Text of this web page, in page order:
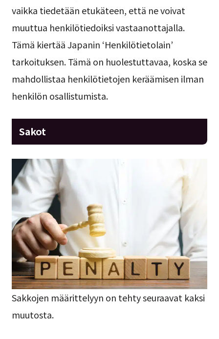
vaikka tiedetään etukäteen, että ne voivat
muuttua henkilötiedoiksi vastaanottajalla.
Tämä kiertää Japanin ‘Henkilötietolain’
tarkoituksen. Tämä on huolestuttavaa, koska se
mahdollistaa henkilötietojen keräämisen ilman
henkilön osallistumista.
Sakot
Sakkojen määrittelyyn on tehty seuraavat kaksi
muutosta.